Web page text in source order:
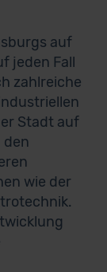
auf
jeden Fall
zahlreiche
Stadt auf
den
wie der